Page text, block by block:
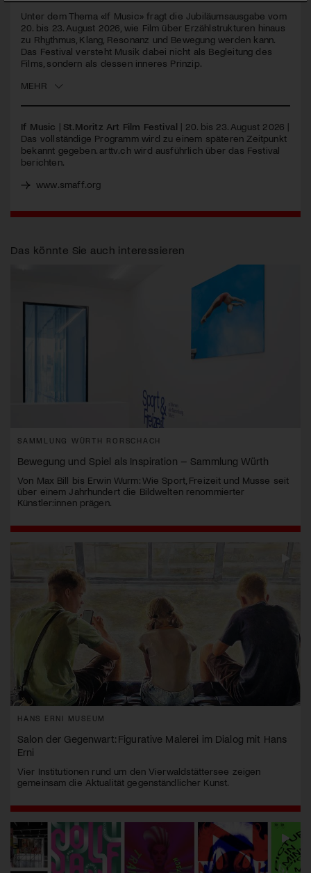
Unter dem Thema «If Music» fragt die Jubiläumsausgabe vom
20. bis 23. August 2026, wie Film über Erzählstrukturen hinaus
zu Rhythmus, Klang, Resonanz und Bewegung werden kann.
Das Festival versteht Musik dabei nicht als Begleitung des
Films, sondern als dessen inneres Prinzip.
MEHR
If Music | St.Moritz Art Film Festival | 20. bis 23. August 2026 |
Das vollständige Programm wird zu einem späteren Zeitpunkt
bekannt gegeben. arttv.ch wird ausführlich über das Festival
berichten.
www.smaff.org
Das könnte Sie auch interessieren
SAMMLUNG WÜRTH RORSCHACH
Bewegung und Spiel als Inspiration – Sammlung Würth
Von Max Bill bis Erwin Wurm: Wie Sport, Freizeit und Musse seit
über einem Jahrhundert die Bildwelten renommierter
Künstler:innen prägen.
HANS ERNI MUSEUM
Salon der Gegenwart: Figurative Malerei im Dialog mit Hans
Erni
Vier Institutionen rund um den Vierwaldstättersee zeigen
gemeinsam die Aktualität gegenständlicher Kunst.